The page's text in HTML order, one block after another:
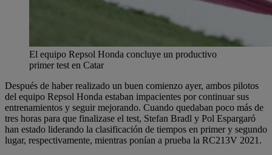
El equipo Repsol Honda concluye un productivo
primer test en Catar
Después de haber realizado un buen comienzo ayer, ambos pilotos
del equipo Repsol Honda estaban impacientes por continuar sus
entrenamientos y seguir mejorando. Cuando quedaban poco más de
tres horas para que finalizase el test, Stefan Bradl y Pol Espargaró
han estado liderando la clasificación de tiempos en primer y segundo
lugar, respectivamente, mientras ponían a prueba la RC213V 2021.